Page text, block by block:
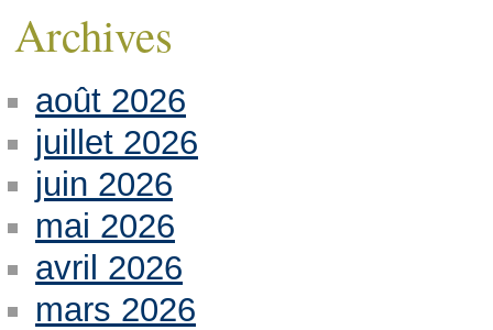
Archives
août 2026
juillet 2026
juin 2026
mai 2026
avril 2026
mars 2026